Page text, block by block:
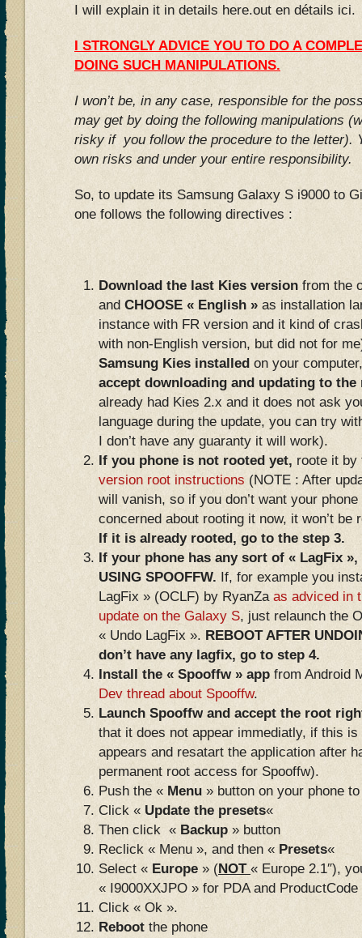
I will explain it in details here.out en détails ici.
I STRONGLY ADVICE YOU TO DO A
DOING SUCH MANIPULATIONS.
I won’t be, in any case, responsible for the
may get by doing the following manipulations
risky if you follow the procedure to the letter).
own risks and under your entire responsibility.
So, to update its Samsung Galaxy S i9000 to
one follows the following directives :
Download the last Kies version from the
and CHOOSE « English » as installation
instance with FR version and it kind of
with non-English version, but did not for
Samsung Kies installed on your
accept downloading and updating to the
already had Kies 2.x and it does not ask
language during the update, you can try
I don’t have any guaranty it will work).
If you phone is not rooted yet, roote it
version root instructions (NOTE : After
will vanish, so if you don’t want your phone
concerned about rooting it now, it won’t be
If it is already rooted, go to the step 3.
If your phone has any sort of « LagFix »,
USING SPOOFFW. If, for example you
LagFix » (OCLF) by RyanZa as adviced in
update on the Galaxy S, just relaunch the
« Undo LagFix ». REBOOT AFTER
don’t have any lagfix, go to step 4.
Install the « Spooffw » app from Android
Dev thread about Spooffw.
Launch Spooffw and accept the root
that it does not appear immediatly, if this
appears and resatart the application after
permanent root access for Spooffw).
Push the « Menu » button on your phone
Click « Update the presets«
Then click « Backup » button
Reclick « Menu », and then « Presets«
Select « Europe » (NOT « Europe 2.1″),
« I9000XXJPO » for PDA and
Click « Ok ».
Reboot the phone